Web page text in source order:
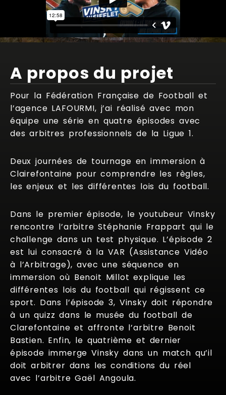
A propos du projet
Pour la Fédération Française de Football et
l’agence LAFOURMI, j’ai réalisé avec mon
équipe une série en quatre épisodes avec
des arbitres professionnels de la Ligue 1.
Deux journées de tournage en immersion à
Clairefontaine pour comprendre les règles,
les enjeux et les différentes lois du football.
Dans le premier épisode, le youtubeur Vinsky
rencontre l’arbitre Stéphanie Frappart qui le
challenge dans un test physique. L’épisode 2
est lui consacré à la VAR (Assistance Vidéo
à l’Arbitrage), avec une séquence en
immersion où Benoit Millot explique les
différentes lois du football qui régissent ce
sport. Dans l’épisode 3, Vinsky doit répondre
à un quizz dans le musée du football de
Clarefontaine et affronte l’arbitre Benoit
Bastien. Enfin, le quatrième et dernier
épisode immerge Vinsky dans un match qu’il
doit arbitrer dans les conditions du réel
avec l’arbitre Gaël Angoula.